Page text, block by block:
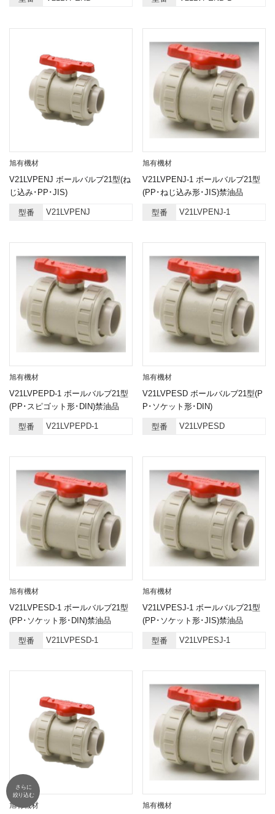
さらに
絞り込む
旭有機材
V21LVPENJ ボールバルブ21型(ね
じ込み･PP･JIS)
型番 V21LVPENJ
旭有機材
V21LVPENJ-1 ボールバルブ21型
(PP･ねじ込み形･JIS)禁油品
型番 V21LVPENJ-1
旭有機材
V21LVPEPD-1 ボールバルブ21型
(PP･スピゴット形･DIN)禁油品
型番 V21LVPEPD-1
旭有機材
V21LVPESD ボールバルブ21型(P
P･ソケット形･DIN)
型番 V21LVPESD
旭有機材
V21LVPESD-1 ボールバルブ21型
(PP･ソケット形･DIN)禁油品
型番 V21LVPESD-1
旭有機材
V21LVPESJ-1 ボールバルブ21型
(PP･ソケット形･JIS)禁油品
型番 V21LVPESJ-1
旭有機材 旭有機材